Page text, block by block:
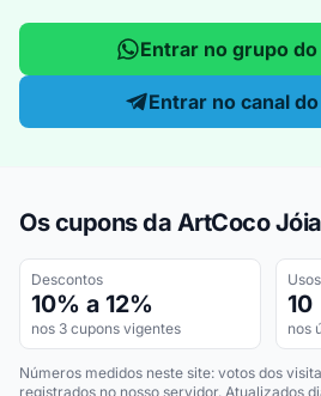
Entrar no grupo
Entrar no canal
Os cupons da ArtCoco
Descontos
10% a 12%
nos 3 cupons vigentes
Usos
10
nos
Números medidos neste site: votos dos
registrados no nosso servidor. Atualizados